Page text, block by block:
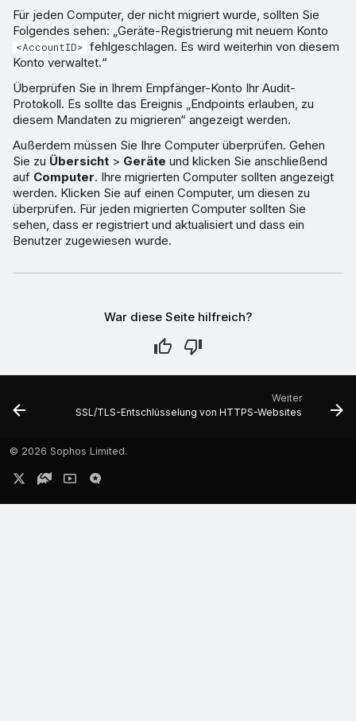
Für jeden Computer, der nicht migriert wurde, sollten Sie
Folgendes sehen: „Geräte-Registrierung mit neuem Konto
<AccountID> fehlgeschlagen. Es wird weiterhin von diesem
Konto verwaltet.“
Überprüfen Sie in Ihrem Empfänger-Konto Ihr Audit-
Protokoll. Es sollte das Ereignis „Endpoints erlauben, zu
diesem Mandaten zu migrieren“ angezeigt werden.
Außerdem müssen Sie Ihre Computer überprüfen. Gehen
Sie zu Übersicht > Geräte und klicken Sie anschließend
auf Computer. Ihre migrierten Computer sollten angezeigt
werden. Klicken Sie auf einen Computer, um diesen zu
überprüfen. Für jeden migrierten Computer sollten Sie
sehen, dass er registriert und aktualisiert und dass ein
Benutzer zugewiesen wurde.
War diese Seite hilfreich?
Weiter
SSL/TLS-Entschlüsselung von HTTPS-Websites
© 2026 Sophos Limited.